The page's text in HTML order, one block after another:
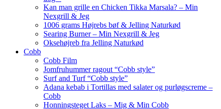
Kan man grille en Chicken Tikka Marsala? – Min
Nexgrill & Jeg
1006 grams Højrebs bøf & Jelling Naturkød
Searing Burner – Min Nexgrill & Jeg
Oksehøjreb fra Jelling Naturkød
Cobb
Cobb Film
Jomfruhummer ragout “Cobb style”
Surf and Turf “Cobb style”
Adana kebab i Tortillas med salater og purløgscreme –
Cobb
Honningsteget Laks – Mig & Min Cobb